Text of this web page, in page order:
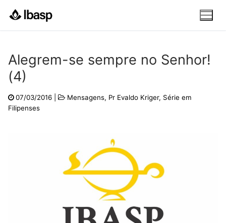
para
Alegrem-se sempre no Senhor!
(4)
07/03/2016 Mensagens, Pr Evaldo Kriger, Série em
Filipenses